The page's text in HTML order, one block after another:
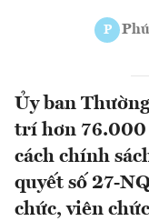
P
Ủy ban
trí hơn 76.000
cách chính
quyết số 27-
chức, viên